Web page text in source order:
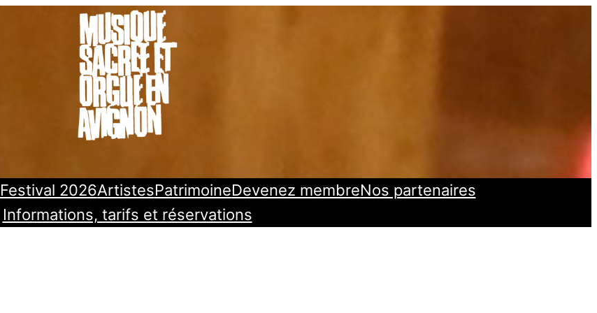
Festival 2026ArtistesPatrimoineDevenez membreNos partenaires
Informations, tarifs et réservations